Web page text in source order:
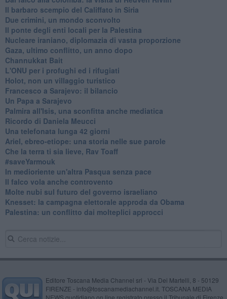
Il barbaro scempio del Califfato in Siria
Due crimini, un mondo sconvolto
Il ponte degli enti locali per la Palestina
Nucleare iraniano, diplomazia di vasta proporzione
Gaza, ultimo conflitto, un anno dopo
Channukkat Bait
L'ONU per i profughi ed i rifugiati
Holot, non un villaggio turistico
Francesco a Sarajevo: il bilancio
Un Papa a Sarajevo
Palmira all'Isis, una sconfitta anche mediatica
Ricordo di Daniela Meucci
​Una telefonata lunga 42 giorni
​Ariel, ebreo-etiope: una storia nelle sue parole
Che la terra ti sia lieve, Rav Toaff
​#saveYarmouk
​In medioriente un'altra Pasqua senza pace
​Il falco vola anche controvento
Molte nubi sul futuro del governo israeliano
Knesset: la campagna elettorale approda da Obama
Palestina: un conflitto dai molteplici approcci
Editore Toscana Media Channel srl - Via Dei Martelli, 8 - 50129
FIRENZE - info@toscanamediachannel.it. TOSCANA MEDIA
NEWS quotidiano on line registrato presso il Tribunale di Firenze